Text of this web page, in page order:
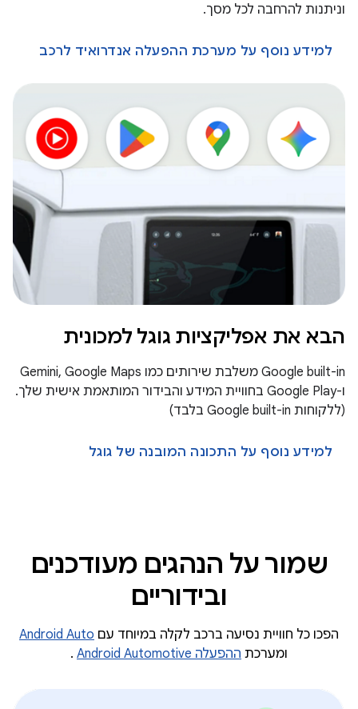
וניתנות להרחבה לכל מסך.
למידע נוסף על מערכת ההפעלה אנדרואיד לרכב
הבא את אפליקציות גוגל למכונית
Google built-in משלבת שירותים כמו Gemini, Google Maps
ו-Google Play בחוויית המידע והבידור המותאמת אישית שלך.
(ללקוחות Google built-in בלבד)
למידע נוסף על התכונה המובנה של גוגל
שמור על הנהגים מעודכנים
ובידוריים
הפכו כל חוויית נסיעה ברכב לקלה במיוחד עם Android Auto
ומערכת ההפעלה Android Automotive .